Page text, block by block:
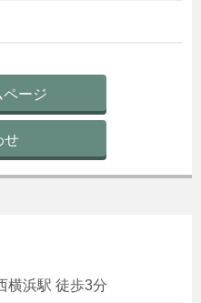
ページ
せ
横浜駅 徒歩3分